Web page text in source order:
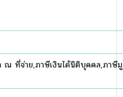
ณ ที่จ่าย,ภาษีเงินได้นิติบุคคล,ภาษี